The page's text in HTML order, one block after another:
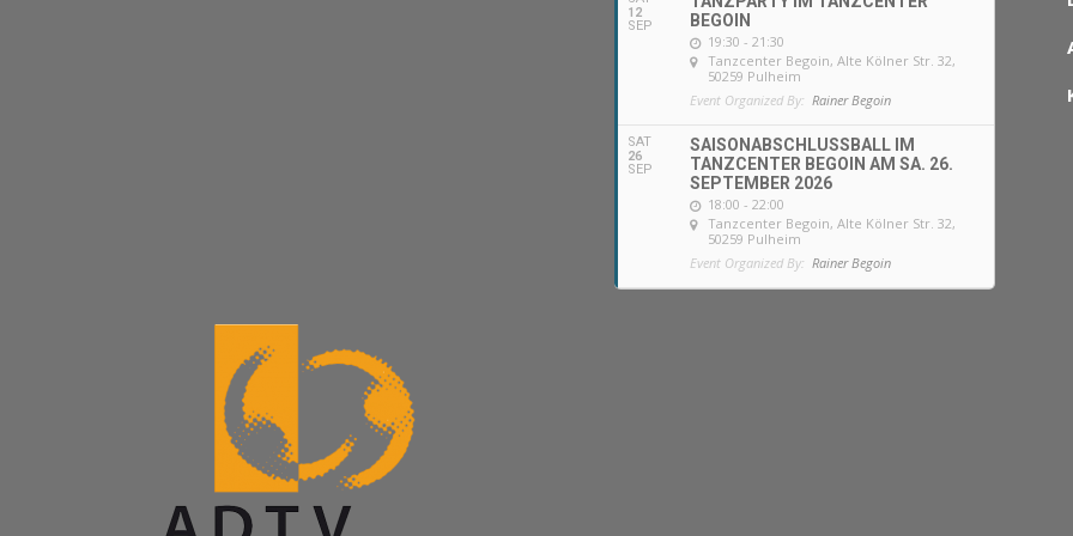
12
SEP
BEGOIN
19:30 - 21:30
Tanzcenter Begoin, Alte Kölner Str. 32,
50259 Pulheim
Event Organized By: Rainer Begoin
SAT
26
SEP
SAISONABSCHLUSSBALL IM
TANZCENTER BEGOIN AM SA. 26.
SEPTEMBER 2026
18:00 - 22:00
Tanzcenter Begoin, Alte Kölner Str. 32,
50259 Pulheim
Event Organized By: Rainer Begoin